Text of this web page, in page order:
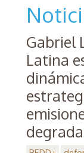
Gabriel
Latina